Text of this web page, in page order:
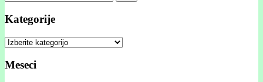
Kategorije
Kategorije
Meseci